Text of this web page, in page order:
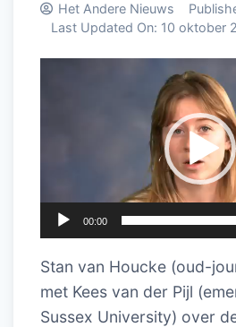
Het Andere Nieuws
Last Updated On: 10 oktober
00:00
Stan van Houcke (oud-
met Kees van der Pijl
Sussex University) over